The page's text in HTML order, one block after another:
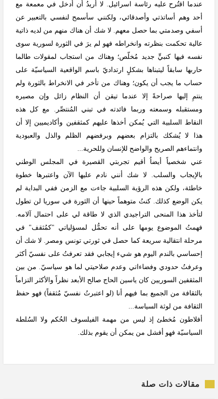
عندما اقتُرح عليه رئاسة اسرائيل. لا أريدُ أن أدخل في معمعة مع
أحد وهم أساتذتي وأصدقائي، ولكنني سأسمح لنفسي بالتعبير عن
أسفي وصدمتي بما حصل معهم. لا شك أن هناك منهم من لديه ذاتية
عالية تحكمت بنظرته وانخراطه فهو لم يرَ في الثورة لسورية سوى
نفسه فيها كنبيٍّ جديد مُخلّص؛ وهناك من استجاب لمقولات طالما
حاربها سابقاً ليتبناها بشكلٍ ارتداديّ باسم الواقعية السياسيّة على
حساب ما يجب أن يكون؛ وهناك من تأخر في الانخراط بالثورة ولم
ينتمِ إليها صراحةً إلا عندما تيقن أن النظام زائل وإن مصيره
ومستقبله وسمعته وربما فائدته في تبني المُنتصِّر. مع كل هذه
النقاط السلبية التي يُمكن أخذها عليهم كمثقفين وأكاديميين إلا أن
هذا لا يُشكك بالتزام بعضهم وبرفضهم الظلم والذل والعبودية
وانتماءهم الصريح والواضح للإنسان وللحرية...
عني شخصياً أيضاُ أقيم تجربتي القصيرة في المجلس الوطني
بالإيجاب والسلب. لا شك أنني نادم عليها الآن واعتبرها خطوة
خاطئة، ولكن هذه الرؤية السلبية جاءت مع الزمن ففي البداية لم
يكن الوضع كذلك. كنتُ متوهماً حينها أن الثورة في سوريا لن تطول
لتأخذ هذا المنحى التراجيدي الذي لا طاقة لي على احتمال آلامه.
فهمتُ الموضوع يومها على أنه تحمُّل لمسؤلياتي "كمُثقف" في
مرحلة انتقالية سريعة كما حصل في ثورتي تونس ومصر. لا شك أن
إحساسي بالندم اليوم هو شيء إيجابي فقد تعرفتُ على نفسيّ أكثر
وعرفتُ حدودي وفضاءاتي وعدم صلاحيتي لما هو سياسيّ. من بين
المثقفين السوريين كان ياسين الحاج صالح الأبعد نظراً والأكثر التزاماً
بالثقافة من الجميع بما فيهم أنا (لو اعتبرتُ نفسيّ مُثقفاً) فهو حفظ
الثقافة من لوثة السياسة...
أفلاطون مُخطئ إذ ليس من مهمة الفيلسوف الحُكم ولا السُلطة
السياسيّة فهو أفشل من يمكن أن يقوم بذلك.
مقالات ذات صلة